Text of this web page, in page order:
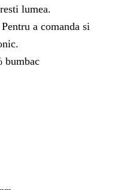
lumea.
a comanda si
bumbac